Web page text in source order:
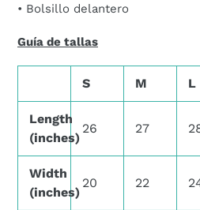
• Bolsillo delantero
Guía de tallas
S M L
Length
(inches)
26 27
Width
(inches)
20 22